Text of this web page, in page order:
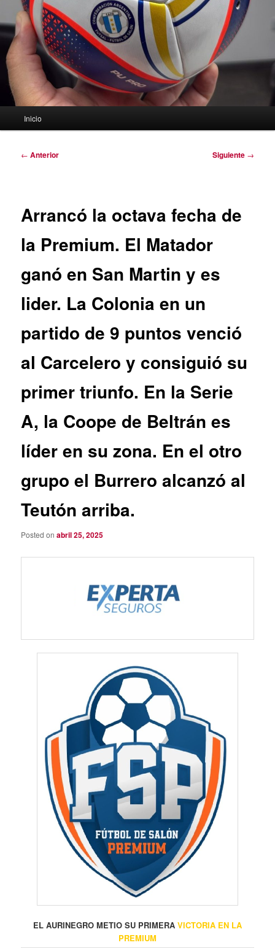
Inicio
Navegación
← Anterior Siguiente →
Arrancó la octava fecha de
la Premium. El Matador
ganó en San Martin y es
lider. La Colonia en un
partido de 9 puntos venció
al Carcelero y consiguió su
primer triunfo. En la Serie
A, la Coope de Beltrán es
líder en su zona. En el otro
grupo el Burrero alcanzó al
Teutón arriba.
Posted onabril 25, 2025
EL AURINEGRO METIO SU PRIMERA VICTORIA EN LA
PREMIUM